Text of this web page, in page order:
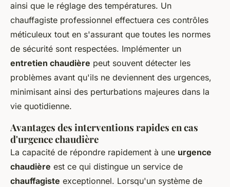
ainsi que le réglage des températures. Un
chauffagiste professionnel effectuera ces contrôles
méticuleux tout en s'assurant que toutes les normes
de sécurité sont respectées. Implémenter un
entretien chaudière peut souvent détecter les
problèmes avant qu'ils ne deviennent des urgences,
minimisant ainsi des perturbations majeures dans la
vie quotidienne.
Avantages des interventions rapides en cas
d'urgence chaudière
La capacité de répondre rapidement à une urgence
chaudière est ce qui distingue un service de
chauffagiste exceptionnel. Lorsqu'un système de